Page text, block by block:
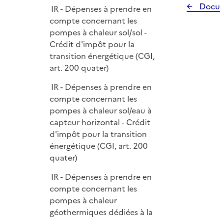
IR - Dépenses à prendre en
compte concernant les
pompes à chaleur sol/sol -
Crédit d'impôt pour la
transition énergétique (CGI,
art. 200 quater)
IR - Dépenses à prendre en
compte concernant les
pompes à chaleur sol/eau à
capteur horizontal - Crédit
d'impôt pour la transition
énergétique (CGI, art. 200
quater)
IR - Dépenses à prendre en
compte concernant les
pompes à chaleur
géothermiques dédiées à la